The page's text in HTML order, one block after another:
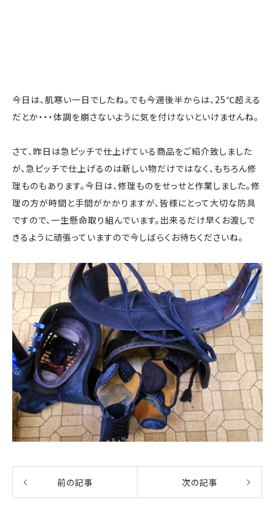
今日は、肌寒い一日でしたね。でも今週後半からは、25℃超える
だとか・・・体調を崩さないように気を付けないといけませんね。
さて、昨日は急ピッチで仕上げている商品をご紹介致しました
が、急ピッチで仕上げるのは新しい物だけではなく、もちろん修
理ものもあります。今日は、修理ものをせっせと作業しました。修
理の方が時間と手間がかかりますが、皆様にとって大切な防具
ですので、一生懸命取り組んでいます。出来るだけ早くお渡しで
きるように頑張っていますので今しばらくお待ちくださいね。
前の記事 次の記事